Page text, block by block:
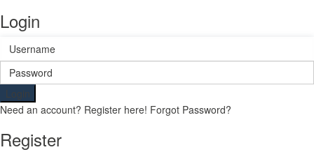
Login
Login
Need an account? Register here! Forgot Password?
Register